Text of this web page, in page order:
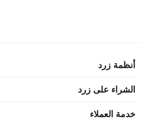
أنظمة زرد
الشراء على زرد
خدمة العملاء